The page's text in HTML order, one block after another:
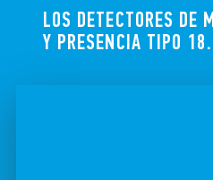
LOS DETECTORES DE
Y PRESENCIA TIPO